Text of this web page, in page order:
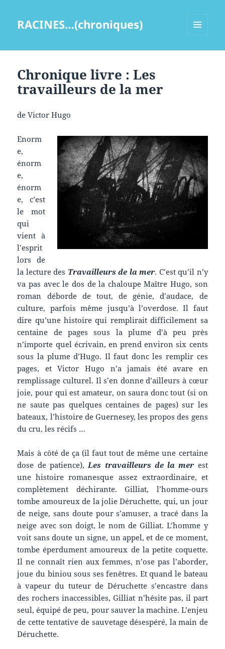
RACINES…(chroniques)
Chronique livre : Les
travailleurs de la mer
de Victor Hugo
Enorm
e,
énorm
e,
énorm
e, c’est
le mot
qui
vient à
l’esprit
lors de
la lecture des Travailleurs de la mer. C’est qu’il n’y
va pas avec le dos de la chaloupe Maître Hugo, son
roman déborde de tout, de génie, d’audace, de
culture, parfois même jusqu’à l’overdose. Il faut
dire qu’une histoire qui remplirait difficilement sa
centaine de pages sous la plume d’à peu près
n’importe quel écrivain, en prend environ six cents
sous la plume d’Hugo. Il faut donc les remplir ces
pages, et Victor Hugo n’a jamais été avare en
remplissage culturel. Il s’en donne d’ailleurs à cœur
joie, pour qui est amateur, on saura donc tout (si on
ne saute pas quelques centaines de pages) sur les
bateaux, l’histoire de Guernesey, les propos des gens
du cru, les récifs …
Mais à côté de ça (il faut tout de même une certaine
dose de patience),Les travailleurs de la merest
une histoire romanesque assez extraordinaire, et
complètement déchirante. Gilliat, l’homme-ours
tombe amoureux de la jolie Déruchette, qui, un jour
de neige, sans doute pour s’amuser, a tracé dans la
neige avec son doigt, le nom de Gilliat. L’homme y
voit sans doute un signe, un appel, et de ce moment,
tombe éperdument amoureux de la petite coquette.
Il ne connaît rien aux femmes, n’ose pas l’aborder,
joue du biniou sous ses fenêtres. Et quand le bateau
à vapeur du tuteur de Déruchette s’encastre dans
des rochers inaccessibles, Gilliat n’hésite pas, il part
seul, équipé de peu, pour sauver la machine. L’enjeu
de cette tentative de sauvetage désespéré, la main de
Déruchette.